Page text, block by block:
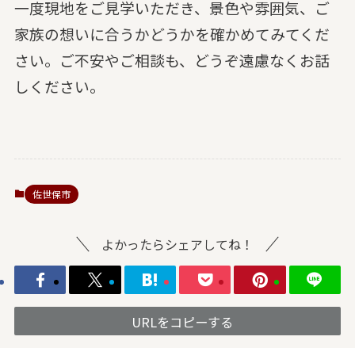
一度現地をご見学いただき、景色や雰囲気、ご
家族の想いに合うかどうかを確かめてみてくだ
さい。ご不安やご相談も、どうぞ遠慮なくお話
しください。
佐世保市
よかったらシェアしてね！
URLをコピーする